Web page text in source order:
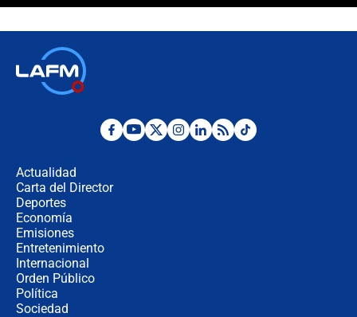
Posesión de Abelardo De La Espriella
Actualidad
Carta del Director
Deportes
Economía
Emisiones
Entretenimiento
Internacional
Orden Público
Política
Sociedad